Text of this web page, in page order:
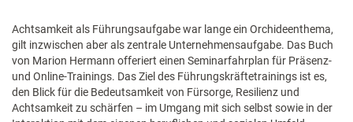
Achtsamkeit als Führungsaufgabe war lange ein Orchideenthema,
gilt inzwischen aber als zentrale Unternehmensaufgabe. Das Buch
von Marion Hermann offeriert einen Seminarfahrplan für Präsenz-
und Online-Trainings. Das Ziel des Führungskräftetrainings ist es,
den Blick für die Bedeutsamkeit von Fürsorge, Resilienz und
Achtsamkeit zu schärfen – im Umgang mit sich selbst sowie in der